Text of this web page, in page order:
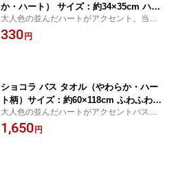
か・ハート） サイズ：約34×35cm ハン
ドタオル 保育園 ゲストタオル ふわふわ
無撚糸かわいい タオル タオルの萩原
大人色の並んだハートがアクセント。当店
の大人気商品です。
330 円
ショコラ バス タオル（やわらか・ハー
ト柄）サイズ：約60×118cm ふわふわ
無撚糸 かわいい タオル バスタオル 無
撚糸やわらか ふわふわ 大人カワイイ タ
大人色の並んだハートがアクセントバスタ
オル。当店の大人気商品バスタオルです。
かわいいタオル バスタオル 無撚糸
1,650 円